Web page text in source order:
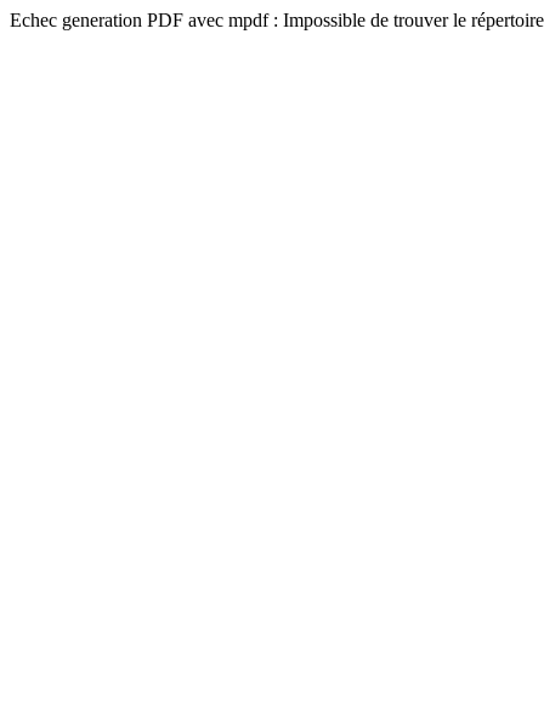
Echec generation PDF avec mpdf : Impossible de trouver le